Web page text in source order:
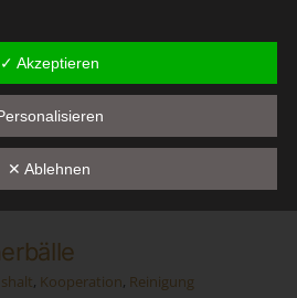
, Kooperation, Reinigung
einzuschränken.
der automatisierten Verarbeitung
Daten, die darin besteht, dass diese
zu bewerten, insbesondere,
Arbeitsleistung, wirtschaftlicher
✓ Akzeptieren
✕ Ablehnen